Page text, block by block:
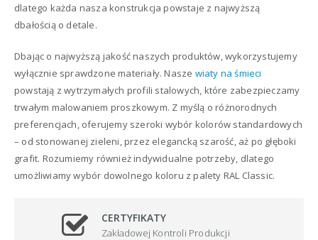
dlatego każda nasza konstrukcja powstaje z najwyższą
dbałością o detale.
Dbając o najwyższą jakość naszych produktów, wykorzystujemy
wyłącznie sprawdzone materiały. Nasze wiaty na śmieci
powstają z wytrzymałych profili stalowych, które zabezpieczamy
trwałym malowaniem proszkowym. Z myślą o różnorodnych
preferencjach, oferujemy szeroki wybór kolorów standardowych
– od stonowanej zieleni, przez elegancką szarość, aż po głęboki
grafit. Rozumiemy również indywidualne potrzeby, dlatego
umożliwiamy wybór dowolnego koloru z palety RAL Classic.
CERTYFIKATY
Zakładowej Kontroli Produkcji